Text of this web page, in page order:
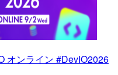
オンライン #DevIO2026